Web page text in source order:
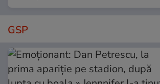
GSP